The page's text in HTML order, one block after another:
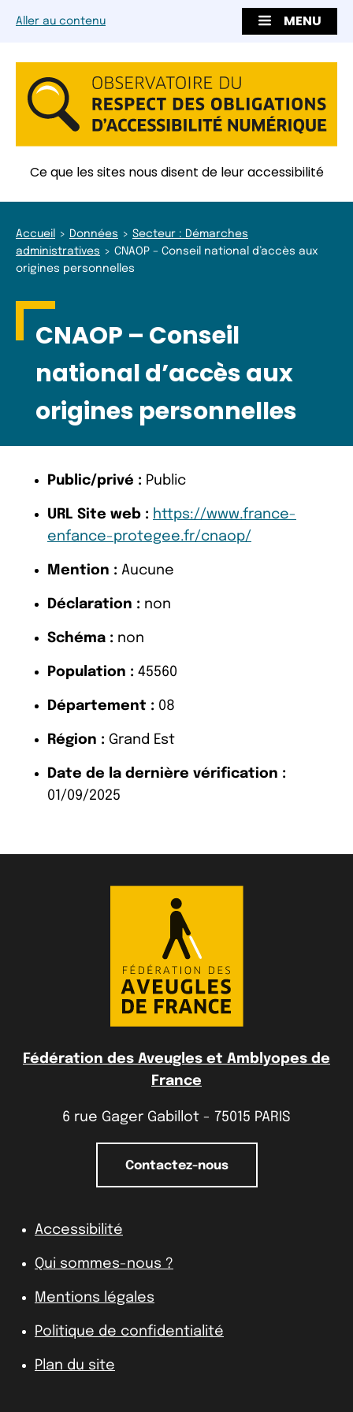
Aller au contenu MENU
Ce que les sites nous disent de leur accessibilité
Accueil Données
Secteur : Démarches
administratives
CNAOP – Conseil national d’accès aux
origines personnelles
CNAOP – Conseil
national d’accès aux
origines personnelles
Public/privé : Public
URL Site web : https://www.france-
enfance-protegee.fr/cnaop/
Mention : Aucune
Déclaration : non
Schéma : non
Population : 45560
Département : 08
Région : Grand Est
Date de la dernière vérification :
01/09/2025
Fédération des Aveugles et Amblyopes de
France
6 rue Gager Gabillot - 75015 PARIS
Contactez-nous
Accessibilité
Qui sommes-nous ?
Mentions légales
Politique de confidentialité
Plan du site